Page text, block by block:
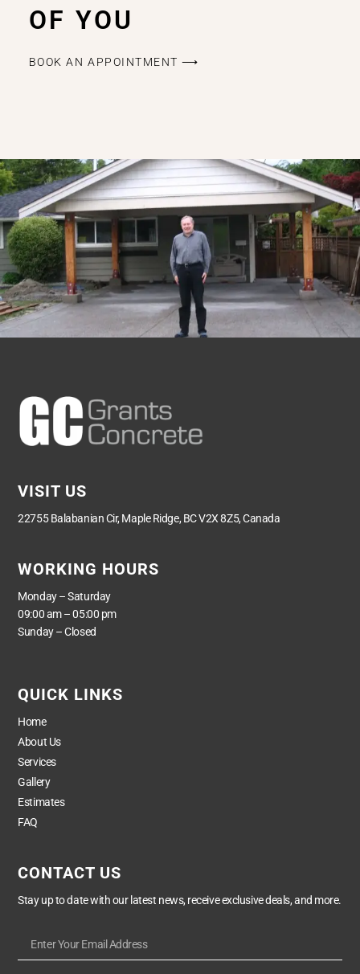
OF YOU
BOOK AN APPOINTMENT ⟶
VISIT US
22755 Balabanian Cir, Maple Ridge, BC V2X 8Z5, Canada
WORKING HOURS
Monday – Saturday
09:00 am – 05:00 pm
Sunday – Closed
QUICK LINKS
Home
About Us
Services
Gallery
Estimates
FAQ
CONTACT US
Stay up to date with our latest news, receive exclusive deals, and more.